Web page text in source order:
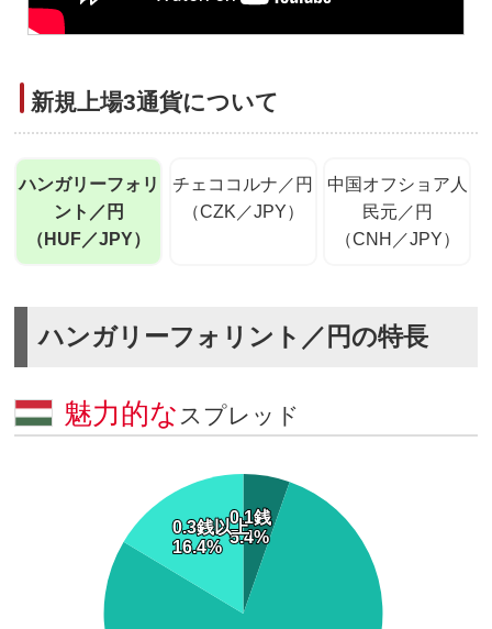
新規上場3通貨について
ハンガリーフォリ
ント／円
（HUF／JPY）
チェココルナ／円
（CZK／JPY）
中国オフショア人
民元／円
（CNH／JPY）
ハンガリーフォリント／円の特長
魅力的な スプレッド